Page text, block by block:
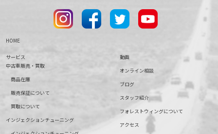
HOME
サービス
中古車販売・買取
商品在庫
販売保証について
買取について
インジェクションチューニング
動画
オンライン相談
ブログ
スタッフ紹介
フォレストウィングについて
アクセス